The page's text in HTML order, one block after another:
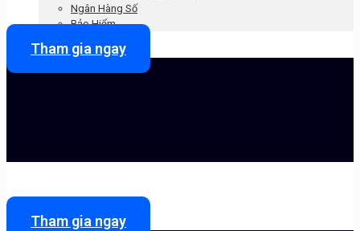
Ngân Hàng Số
Bảo Hiểm
Tham gia ngay
Tham gia ngay